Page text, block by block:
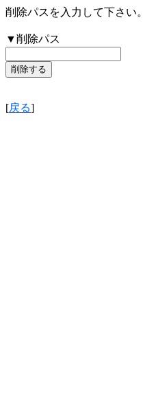
削除パスを入力して下さい。
▼削除パス
[戻る]